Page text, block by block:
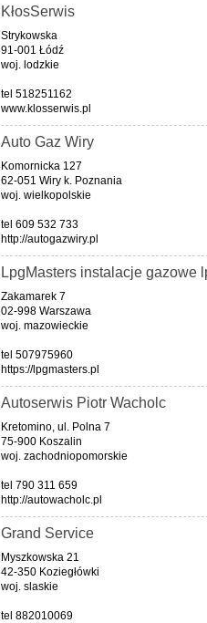
KłosSerwis
Strykowska
91-001 Łódź
woj. lodzkie
tel 518251162
www.klosserwis.pl
Auto Gaz Wiry
Komornicka 127
62-051 Wiry k. Poznania
woj. wielkopolskie
tel 609 532 733
http://autogazwiry.pl
LpgMasters instalacje gazowe
Zakamarek 7
02-998 Warszawa
woj. mazowieckie
tel 507975960
https://lpgmasters.pl
Autoserwis Piotr Wacholc
Kretomino, ul. Polna 7
75-900 Koszalin
woj. zachodniopomorskie
tel 790 311 659
http://autowacholc.pl
Grand Service
Myszkowska 21
42-350 Koziegłówki
woj. slaskie
tel 882010069